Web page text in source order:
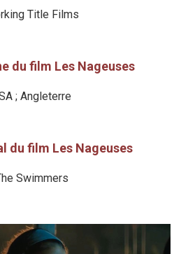
Title Films
du film Les Nageuses
; Angleterre
du film Les Nageuses
Swimmers